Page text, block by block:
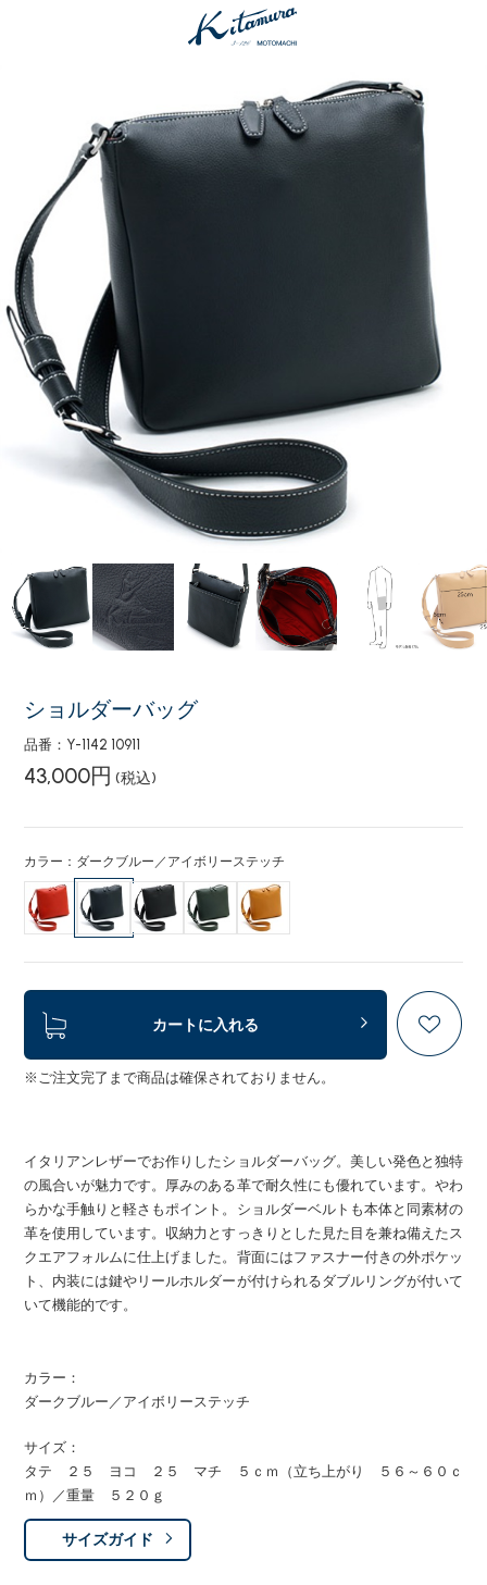
ショルダーバッグ
品番：Y-1142 10911
43,000円 (税込)
カラー：ダークブルー／アイボリーステッチ
カートに入れる
※ご注文完了まで商品は確保されておりません。
イタリアンレザーでお作りしたショルダーバッグ。美しい発色と独特
の風合いが魅力です。厚みのある革で耐久性にも優れています。やわ
らかな手触りと軽さもポイント。ショルダーベルトも本体と同素材の
革を使用しています。収納力とすっきりとした見た目を兼ね備えたス
クエアフォルムに仕上げました。背面にはファスナー付きの外ポケッ
ト、内装には鍵やリールホルダーが付けられるダブルリングが付いて
いて機能的です。
カラー：
ダークブルー／アイボリーステッチ
サイズ：
タテ ２５ ヨコ ２５ マチ ５ｃｍ（立ち上がり ５６～６０ｃ
ｍ）／重量 ５２０ｇ
サイズガイド